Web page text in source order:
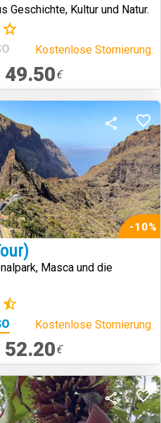
Geschichte, Kultur und Natur.
(44)
Kostenlose Stornierung.
49.50€
-10%
Masca und die
(273)
Kostenlose Stornierung.
52.20€